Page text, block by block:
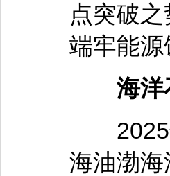
点突破
端牢能
海洋石
2025
海油渤